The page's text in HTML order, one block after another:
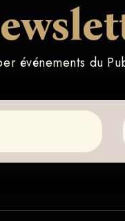
événements du